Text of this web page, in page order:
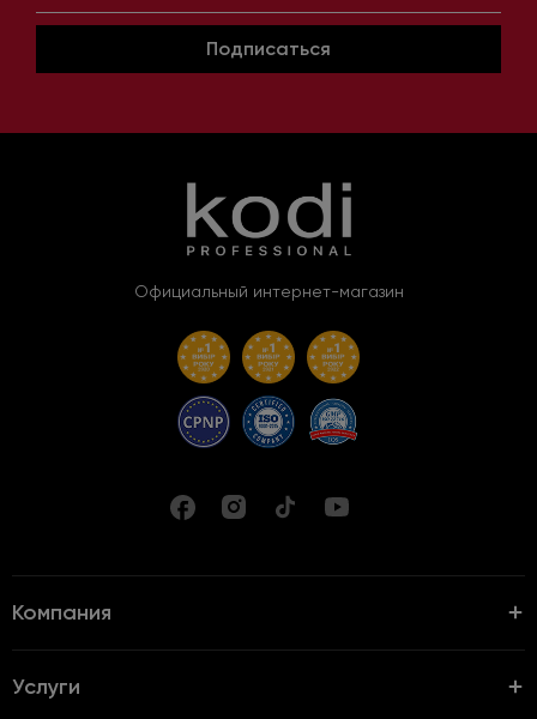
Подписаться
Официальный интернет-магазин
Компания
Услуги